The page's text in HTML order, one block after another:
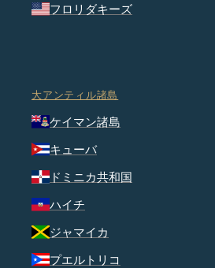
フロリダキーズ
大アンティル諸島
ケイマン諸島
キューバ
ドミニカ共和国
ハイチ
ジャマイカ
プエルトリコ